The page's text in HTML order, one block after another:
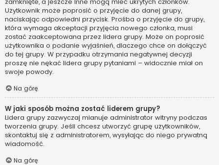
Użytkownik może poprosić o przyjęcie do danej grupy,
naciskając odpowiedni przycisk. Prośba o przyjęcie do grupy,
która wymaga akceptacji przyjęcia nowego członka, musi
zostać zaakceptowana przez lidera grupy. Może on poprosić
użytkownika o podanie wyjaśnień, dlaczego chce on dołączyć
do tej grupy. W przypadku otrzymania negatywnej decyzji
proszę nie nękać lidera grupy pytaniami – widocznie miał on
swoje powody.
Na górę
W jaki sposób można zostać liderem grupy?
Lidera grupy zazwyczaj mianuje administrator witryny podczas
tworzenia grupy. Jeśli chcesz utworzyć grupę użytkowników,
skontaktuj się z administratorem, wysyłając do niego prywatną
wiadomość.
Na górę